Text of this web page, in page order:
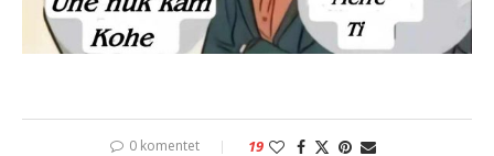
0 komentet 19